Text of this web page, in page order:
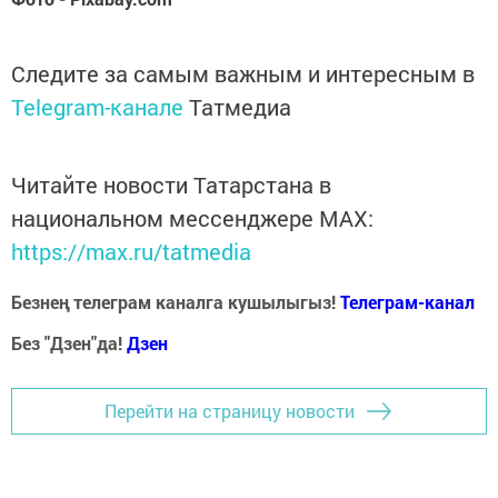
Следите за самым важным и интересным в
Telegram-канале Татмедиа
Читайте новости Татарстана в
национальном мессенджере MАХ:
https://max.ru/tatmedia
Безнең телеграм каналга кушылыгыз!Телеграм-канал
Без "Дзен"да!Дзен
Перейти на страницу новости